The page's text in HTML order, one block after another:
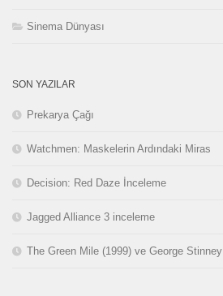
Sinema Dünyası
SON YAZILAR
Prekarya Çağı
Watchmen: Maskelerin Ardındaki Miras
Decision: Red Daze İnceleme
Jagged Alliance 3 inceleme
The Green Mile (1999) ve George Stinney